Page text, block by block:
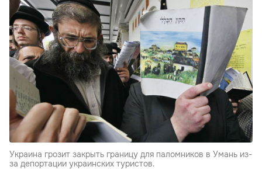
Украина грозит закрыть границу для паломников в Умань из-
за депортации украинских туристов.